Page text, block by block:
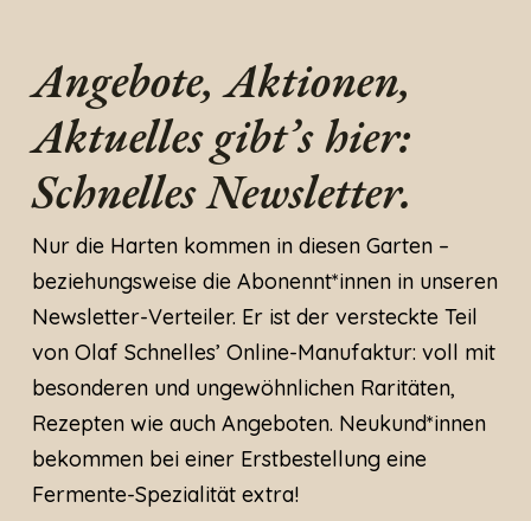
Angebote, Aktionen,
Aktuelles gibt’s hier:
Schnelles Newsletter.
Nur die Harten kommen in diesen Garten –
beziehungsweise die Abonennt*innen in unseren
Newsletter-Verteiler. Er ist der versteckte Teil
von Olaf Schnelles’ Online-Manufaktur: voll mit
besonderen und ungewöhnlichen Raritäten,
Rezepten wie auch Angeboten. Neukund*innen
bekommen bei einer Erstbestellung eine
Fermente-Spezialität extra!